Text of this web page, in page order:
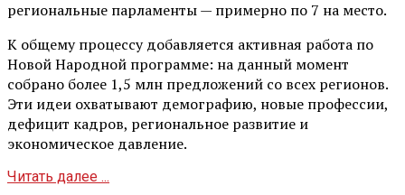
региональные парламенты — примерно по 7 на место.
К общему процессу добавляется активная работа по
Новой Народной программе: на данный момент
собрано более 1,5 млн предложений со всех регионов.
Эти идеи охватывают демографию, новые профессии,
дефицит кадров, региональное развитие и
экономическое давление.
Читать далее ...